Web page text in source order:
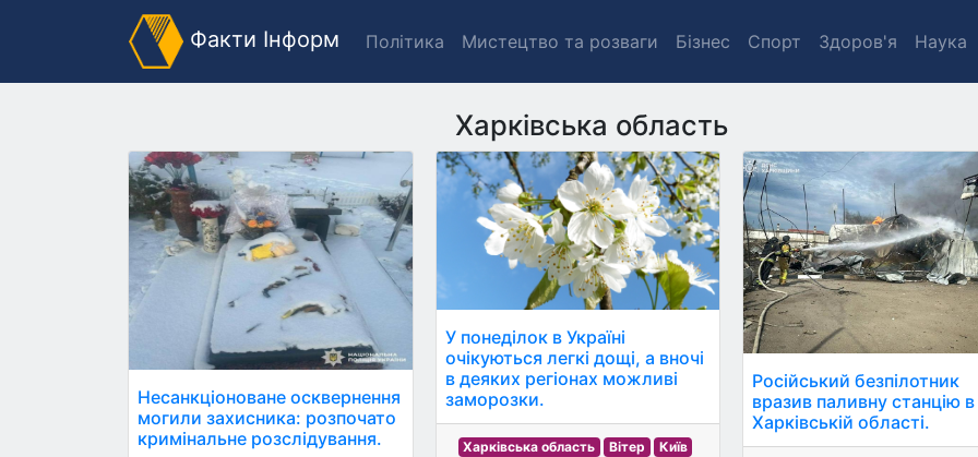
Факти Інформ Політика Мистецтво та розваги Бізнес Спорт Здоров'я Наука
Харківська область
Несанкціоноване осквернення
могили захисника: розпочато
кримінальне розслідування.
У понеділок в Україні
очікуються легкі дощі, а вночі
в деяких регіонах можливі
заморозки.
Харківська область Вітер Київ
Російський безпілотник
вразив паливну станцію в
Харківській області.